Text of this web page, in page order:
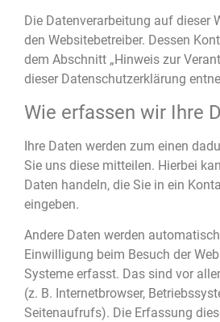
Die Datenverarbeitung auf dieser
den Websitebetreiber. Dessen
dem Abschnitt „Hinweis zur
dieser Datenschutzerklärung
Wie erfassen wir Ihre
Ihre Daten werden zum einen
Sie uns diese mitteilen. Hierbei
Daten handeln, die Sie in ein
eingeben.
Andere Daten werden
Einwilligung beim Besuch der
Systeme erfasst. Das sind vor
(z. B. Internetbrowser,
Seitenaufrufs). Die Erfassung